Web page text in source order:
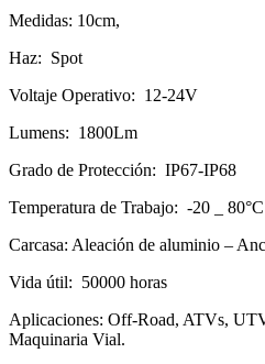
Medidas: 10cm,
Haz: Spot
Voltaje Operativo: 12-24V
Lumens: 1800Lm
Grado de Protección: IP67-IP68
Temperatura de Trabajo: -20 _ 80°C
Carcasa: Aleación de aluminio –
Vida útil: 50000 horas
Aplicaciones: Off-Road, ATVs,
Maquinaria Vial.